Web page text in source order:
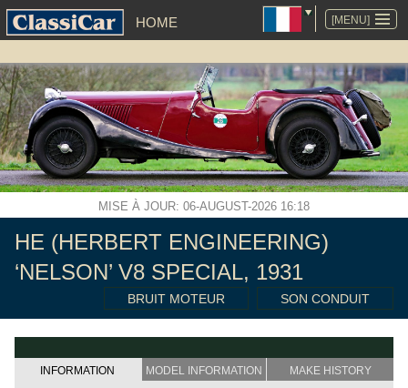
[MENU]
HOME
ALLER
AU
CONTENU
MISE À JOUR: 06-AUGUST-2026 16:18
HE (HERBERT ENGINEERING)
‘NELSON’ V8 SPECIAL, 1931
BRUIT MOTEUR SON CONDUIT
INFORMATION MODEL INFORMATION MAKE HISTORY